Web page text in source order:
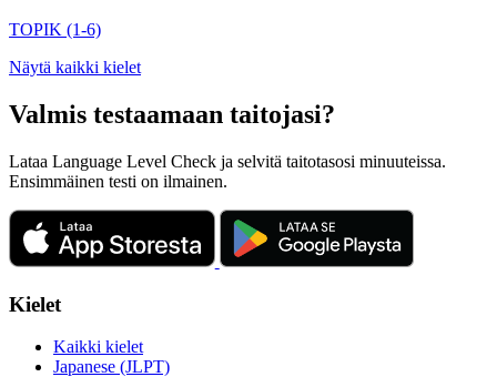
TOPIK (1-6)
Näytä kaikki kielet
Valmis testaamaan taitojasi?
Lataa Language Level Check ja selvitä taitotasosi minuuteissa.
Ensimmäinen testi on ilmainen.
Kielet
Kaikki kielet
Japanese (JLPT)